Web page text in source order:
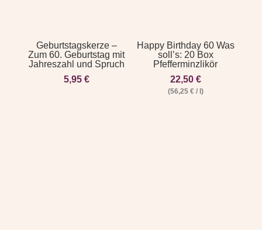
Geburtstagskerze –
Zum 60. Geburtstag mit
Jahreszahl und Spruch
5,95 €
Happy Birthday 60 Was
soll’s: 20 Box
Pfefferminzlikör
22,50 €
(56,25 €/ l)